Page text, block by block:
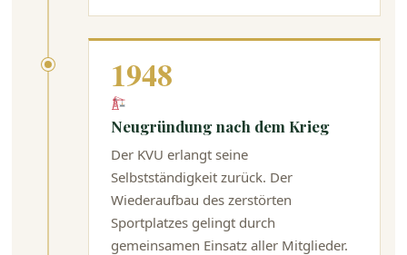
1948
Neugründung nach dem Krieg
Der KVU erlangt seine
Selbstständigkeit zurück. Der
Wiederaufbau des zerstörten
Sportplatzes gelingt durch
gemeinsamen Einsatz aller Mitglieder.